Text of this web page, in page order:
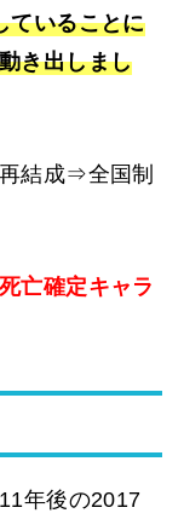
ていることに
き出しまし
結成⇒全国制
亡確定キャラ
年後の2017